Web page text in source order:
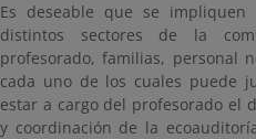
Es deseable que se
distintos sectores de la
profesorado, familias, personal
cada uno de los cuales puede
estar a cargo del profesorado el
y coordinación de la